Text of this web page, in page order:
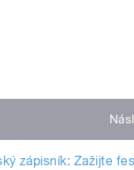
zápisník: Zažijte